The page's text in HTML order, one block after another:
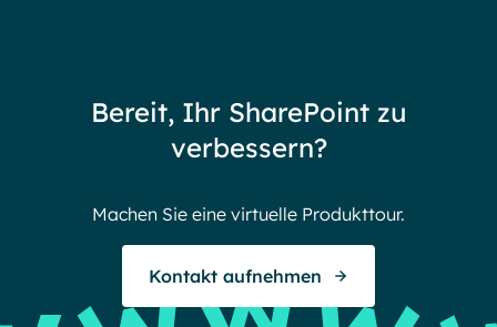
Endless gratitude
Bereit, Ihr SharePoint zu
verbessern?
Machen Sie eine virtuelle Produkttour.
Kontakt aufnehmen